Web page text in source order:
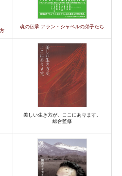
魂の伝承 アラン・シャペルの弟子たち
美しい生き方が、ここにあります。
総合監修